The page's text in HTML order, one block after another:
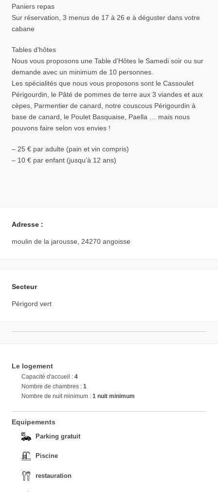
Paniers repas
Sur réservation, 3 menus de 17 à 26 e à déguster dans votre
cabane
Tables d’hôtes
Nous vous proposons une Table d’Hôtes le Samedi soir ou sur
demande avec un minimum de 10 personnes.
Les spécialités que nous vous proposons sont le Cassoulet
Périgourdin, le Pâté de pommes de terre aux 3 viandes et aux
cèpes, Parmentier de canard, notre couscous Périgourdin à
base de canard, le Poulet Basquaise, Paella … mais nous
pouvons faire selon vos envies !
– 25 € par adulte (pain et vin compris)
– 10 € par enfant (jusqu’à 12 ans)
Adresse :
moulin de la jarousse, 24270 angoisse
Secteur
Périgord vert
Le logement
Capacité d'accueil : 4
Nombre de chambres : 1
Nombre de nuit minimum : 1 nuit minimum
Equipements
Parking gratuit
Piscine
restauration